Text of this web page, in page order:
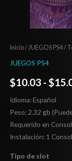
Inicio/JUEGOS PS4/
JUEGOS PS4
$10.03 - $
Idioma: Español
Peso: 2.32 gb
Requerido en
Instalación: 1
Tipo de slot